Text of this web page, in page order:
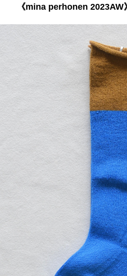
《mina perhonen